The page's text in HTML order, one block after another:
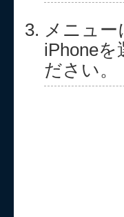
メニュ
iPhone
ださい。